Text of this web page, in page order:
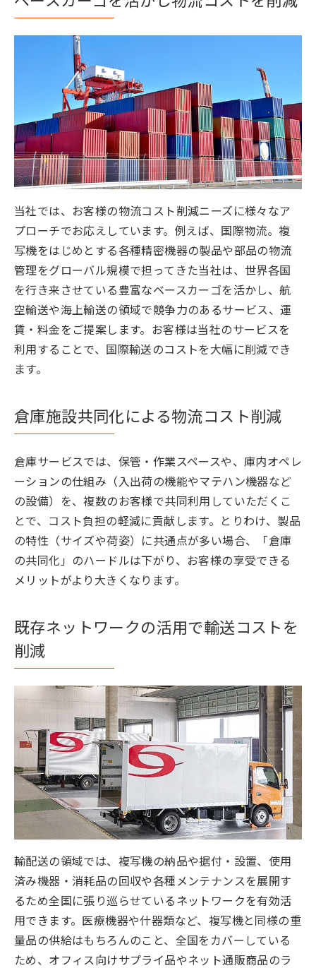
当社では、お客様の物流コスト削減ニーズに様々なア
プローチでお応えしています。例えば、国際物流。複
写機をはじめとする各種精密機器の製品や部品の物流
管理をグローバル規模で担ってきた当社は、世界各国
を行き来させている豊富なベースカーゴを活かし、航
空輸送や海上輸送の領域で競争力のあるサービス、運
賃・料金をご提案します。お客様は当社のサービスを
利用することで、国際輸送のコストを大幅に削減でき
ます。
倉庫施設共同化による物流コスト削減
倉庫サービスでは、保管・作業スペースや、庫内オペレ
ーションの仕組み（入出荷の機能やマテハン機器など
の設備）を、複数のお客様で共同利用していただくこ
とで、コスト負担の軽減に貢献します。とりわけ、製品
の特性（サイズや荷姿）に共通点が多い場合、「倉庫
の共同化」のハードルは下がり、お客様の享受できる
メリットがより大きくなります。
既存ネットワークの活用で輸送コストを
削減
輸配送の領域では、複写機の納品や据付・設置、使用
済み機器・消耗品の回収や各種メンテナンスを展開す
るため全国に張り巡らせているネットワークを有効活
用できます。医療機器や什器類など、複写機と同様の重
量品の供給はもちろんのこと、全国をカバーしている
ため、オフィス向けサプライ品やネット通販商品のラ